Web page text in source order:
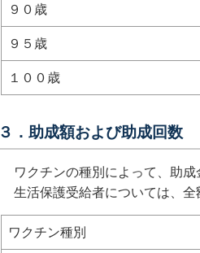
９０歳
９５歳
１００歳
３．助成額および助成回数
ワクチンの種別によって、助成
生活保護受給者については、全
ワクチン種別